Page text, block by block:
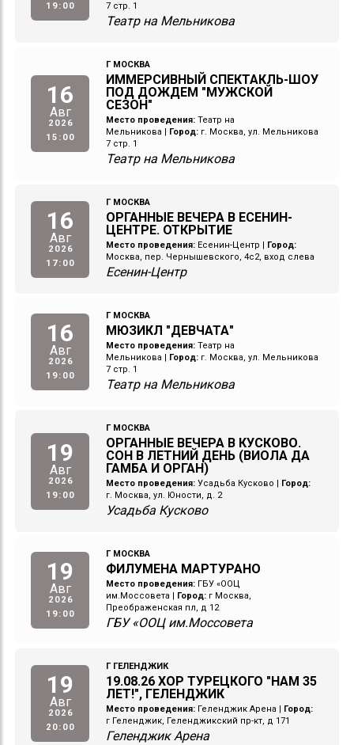
19:00 7 стр. 1
Театр на Мельникова
16
Авг
2026
15:00
Г МОСКВА
ИММЕРСИВНЫЙ СПЕКТАКЛЬ-ШОУ
ПОД ДОЖДЕМ "МУЖСКОЙ
СЕЗОН"
Место проведения: Театр на
Мельникова
Город: г. Москва, ул. Мельникова
7 стр. 1
Театр на Мельникова
16
Авг
2026
17:00
Г МОСКВА
ОРГАННЫЕ ВЕЧЕРА В ЕСЕНИН-
ЦЕНТРЕ. ОТКРЫТИЕ
Место проведения: Есенин-Центр
Город:
Москва, пер. Чернышевского, 4с2, вход слева
Есенин-Центр
16
Авг
2026
19:00
Г МОСКВА
МЮЗИКЛ "ДЕВЧАТА"
Место проведения: Театр на
Мельникова
Город: г. Москва, ул. Мельникова
7 стр. 1
Театр на Мельникова
19
Авг
2026
19:00
Г МОСКВА
ОРГАННЫЕ ВЕЧЕРА В КУСКОВО.
СОН В ЛЕТНИЙ ДЕНЬ (ВИОЛА ДА
ГАМБА И ОРГАН)
Место проведения: Усадьба Кусково
Город:
г. Москва, ул. Юности, д. 2
Усадьба Кусково
19
Авг
2026
19:00
Г МОСКВА
ФИЛУМЕНА МАРТУРАНО
Место проведения: ГБУ «ООЦ
им.Моссовета
Город: г Москва,
Преображенская пл, д 12
ГБУ «ООЦ им.Моссовета
19
Авг
2026
20:00
Г ГЕЛЕНДЖИК
19.08.26 ХОР ТУРЕЦКОГО "НАМ 35
ЛЕТ!", ГЕЛЕНДЖИК
Место проведения: Геленджик Арена
Город:
г Геленджик, Геленджикский пр-кт, д 171
Геленджик Арена